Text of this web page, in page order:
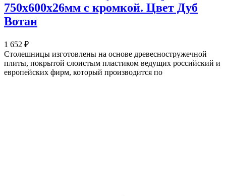
750х600x26мм с кромкой. Цвет Дуб
Вотан
1 652 ₽
Столешницы изготовлены на основе древесностружечной
плиты, покрытой слоистым пластиком ведущих российский и
европейских фирм, который производится по